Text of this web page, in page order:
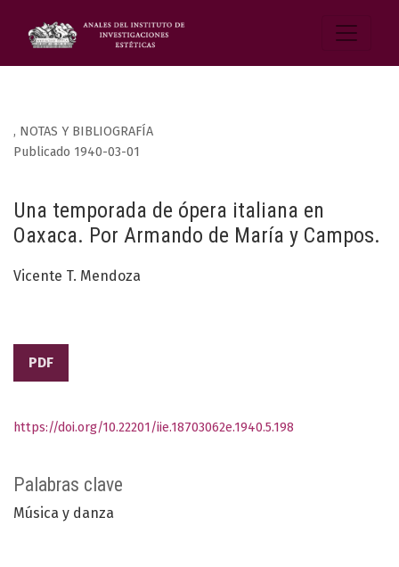
, NOTAS Y BIBLIOGRAFÍA
Una temporada de ópera italiana en
Oaxaca. Por Armando de María y Campos.
Publicado 1940-03-01
Vicente T. Mendoza
PDF
Palabras clave
Música y danza
https://doi.org/10.22201/iie.18703062e.1940.5.198